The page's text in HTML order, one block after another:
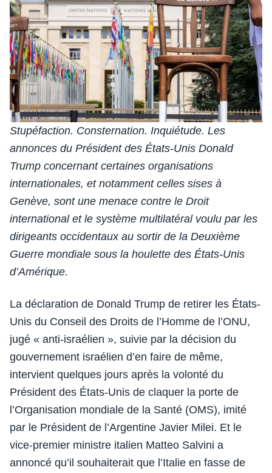
Stupéfaction. Consternation. Inquiétude. Les
annonces du Président des États-Unis Donald
Trump concernant certaines organisations
internationales, et notamment celles sises à
Genève, sont une menace contre le Droit
international et le système multilatéral voulu par les
dirigeants occidentaux au sortir de la Deuxième
Guerre mondiale sous la houlette des États-Unis
d’Amérique.
La déclaration de Donald Trump de retirer les États-
Unis du Conseil des Droits de l’Homme de l’ONU,
jugé « anti-israélien », suivie par la décision du
gouvernement israélien d’en faire de même,
intervient quelques jours après la volonté du
Président des États-Unis de claquer la porte de
l’Organisation mondiale de la Santé (OMS), imité
par le Président de l’Argentine Javier Milei. Et le
vice-premier ministre italien Matteo Salvini a
annoncé qu’il souhaiterait que l’Italie en fasse de